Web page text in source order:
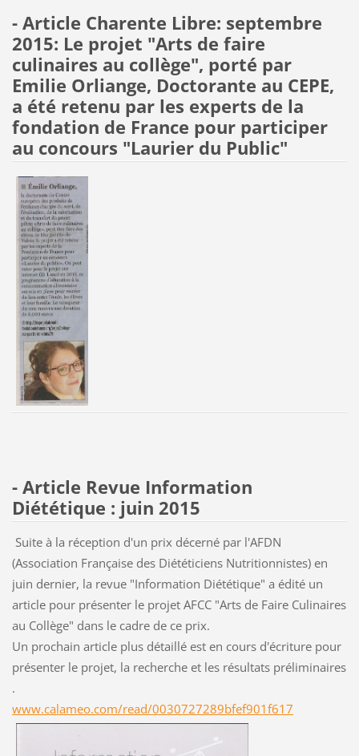
- Article Charente Libre: septembre
2015: Le projet "Arts de faire
culinaires au collège", porté par
Emilie Orliange, Doctorante au CEPE,
a été retenu par les experts de la
fondation de France pour participer
au concours "Laurier du Public"
- Article Revue Information
Diététique : juin 2015
Suite à la réception d'un prix décerné par l'AFDN
(Association Française des Diététiciens Nutritionnistes) en
juin dernier, la revue "Information Diététique" a édité un
article pour présenter le projet AFCC "Arts de Faire Culinaires
au Collège" dans le cadre de ce prix.
Un prochain article plus détaillé est en cours d'écriture pour
présenter le projet, la recherche et les résultats préliminaires
.
www.calameo.com/read/0030727289bfef901f617